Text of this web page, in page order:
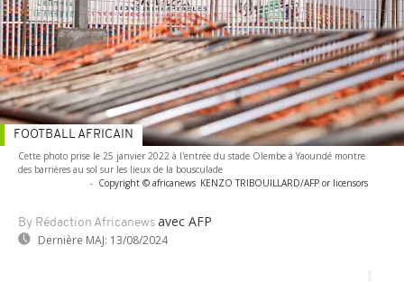
Cette photo prise le 25 janvier 2022 à l'entrée du stade Olembe à Yaoundé montre
des barrières au sol sur les lieux de la bousculade
- Copyright © africanews KENZO TRIBOUILLARD/AFP or licensors
By Rédaction Africanews avec AFP
Dernière MAJ: 13/08/2024
FOOTBALL AFRICAIN